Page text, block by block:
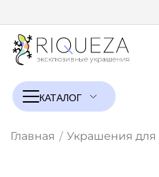
Главная / Украшения